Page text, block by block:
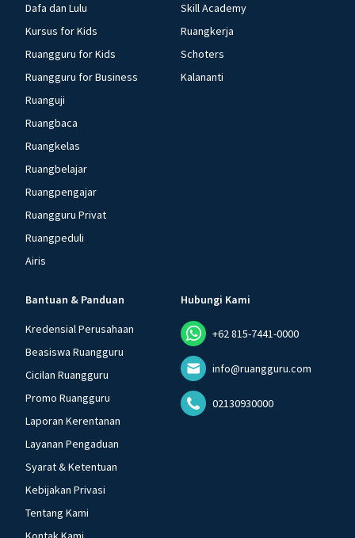
Dafa dan Lulu
Kursus for Kids
Ruangguru for Kids
Ruangguru for Business
Ruanguji
Ruangbaca
Ruangkelas
Ruangbelajar
Ruangpengajar
Ruangguru Privat
Ruangpeduli
Airis
Skill Academy
Ruangkerja
Schoters
Kalananti
Bantuan & Panduan
Kredensial Perusahaan
Beasiswa Ruangguru
Cicilan Ruangguru
Promo Ruangguru
Laporan Kerentanan
Layanan Pengaduan
Syarat & Ketentuan
Kebijakan Privasi
Tentang Kami
Hubungi Kami
+62 815-7441-0000
info@ruangguru.com
02130930000